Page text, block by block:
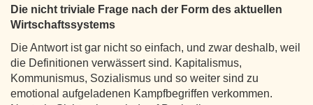
Die nicht triviale Frage nach der Form des aktuellen
Wirtschaftssystems
Die Antwort ist gar nicht so einfach, und zwar deshalb, weil
die Definitionen verwässert sind. Kapitalismus,
Kommunismus, Sozialismus und so weiter sind zu
emotional aufgeladenen Kampfbegriffen verkommen.